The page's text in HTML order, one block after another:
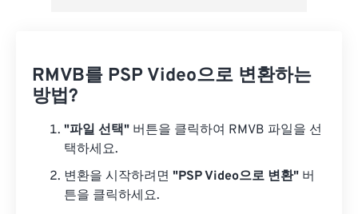
RMVB를 PSP Video으로 변환하는
방법?
"파일 선택" 버튼을 클릭하여 RMVB 파일을 선
택하세요.
변환을 시작하려면 "PSP Video으로 변환" 버
튼을 클릭하세요.